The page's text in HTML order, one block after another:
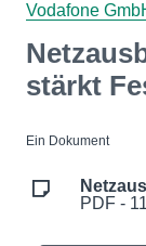
Vodafone
stärkt
Ein Dokument
PDF -